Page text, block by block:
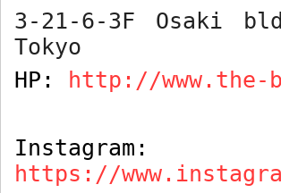
3-21-6-3F Osaki
Tokyo
HP:
http://www.the-
Instagram:
https://